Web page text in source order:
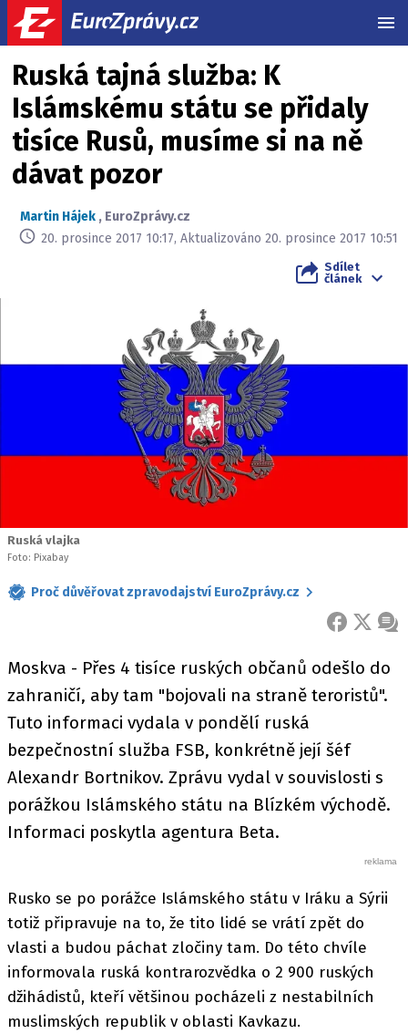
Ruská tajná služba: K
Islámskému státu se přidaly
tisíce Rusů, musíme si na ně
dávat pozor
Martin Hájek , EuroZprávy.cz
20. prosince 2017 10:17, Aktualizováno 20. prosince 2017 10:51
Sdílet
článek
Ruská vlajka
Foto: Pixabay
Proč důvěřovat zpravodajství EuroZprávy.cz
FACEBOOK
X
Moskva - Přes 4 tisíce ruských občanů odešlo do
zahraničí, aby tam "bojovali na straně teroristů".
Tuto informaci vydala v pondělí ruská
bezpečnostní služba FSB, konkrétně její šéf
Alexandr Bortnikov. Zprávu vydal v souvislosti s
porážkou Islámského státu na Blízkém východě.
Informaci poskytla agentura Beta.
Rusko se po porážce Islámského státu v Iráku a Sýrii
totiž připravuje na to, že tito lidé se vrátí zpět do
vlasti a budou páchat zločiny tam. Do této chvíle
informovala ruská kontrarozvědka o 2 900 ruských
džihádistů, kteří většinou pocházeli z nestabilních
muslimských republik v oblasti Kavkazu.